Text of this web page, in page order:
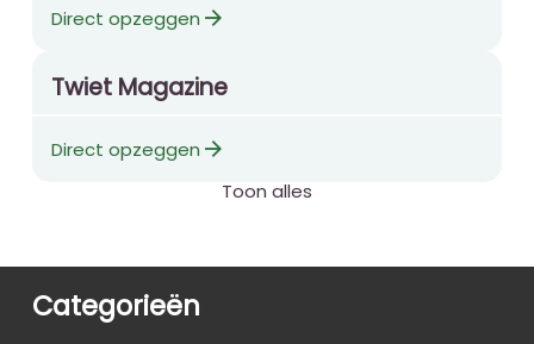
Direct opzeggen arrow_forward
Twiet Magazine
Direct opzeggen arrow_forward
Toon alles
Categorieën